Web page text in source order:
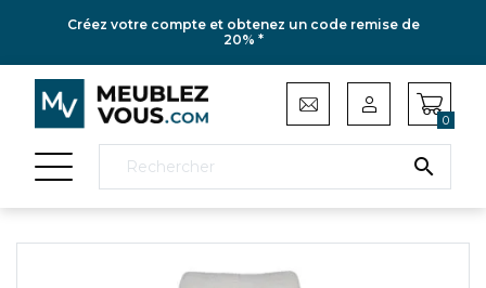
Créez votre compte et obtenez un code remise de
20% *

0